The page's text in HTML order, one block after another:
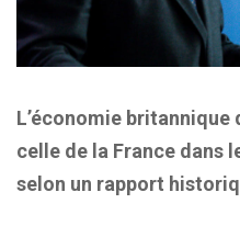
L’économie
celle de la France dans
selon un rapport